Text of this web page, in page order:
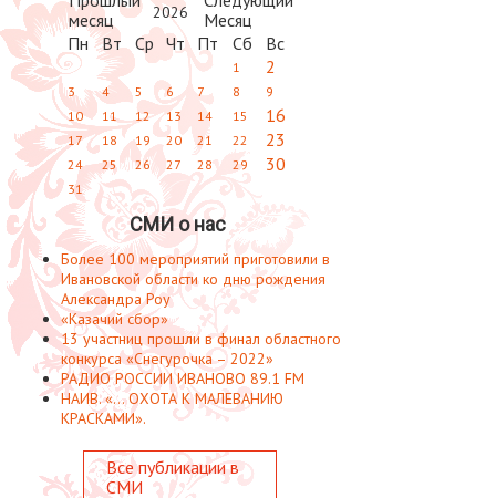
2026
Пн Вт Ср Чт Пт Сб Вс
1 2
3 4 5 6 7 8
9
10
11 12 13 14 15 16
17 18 19 20 21 22 23
24 25 26 27 28 29 30
31
СМИ о нас
Более 100 мероприятий приготовили в
Ивановской области ко дню рождения
Александра Роу
«Казачий сбор»
13 участниц прошли в финал областного
конкурса «Снегурочка – 2022»
РАДИО РОССИИ ИВАНОВО 89.1 FM
НАИВ. «... ОХОТА К МАЛЕВАНИЮ
КРАСКАМИ».
Все публикации в
СМИ